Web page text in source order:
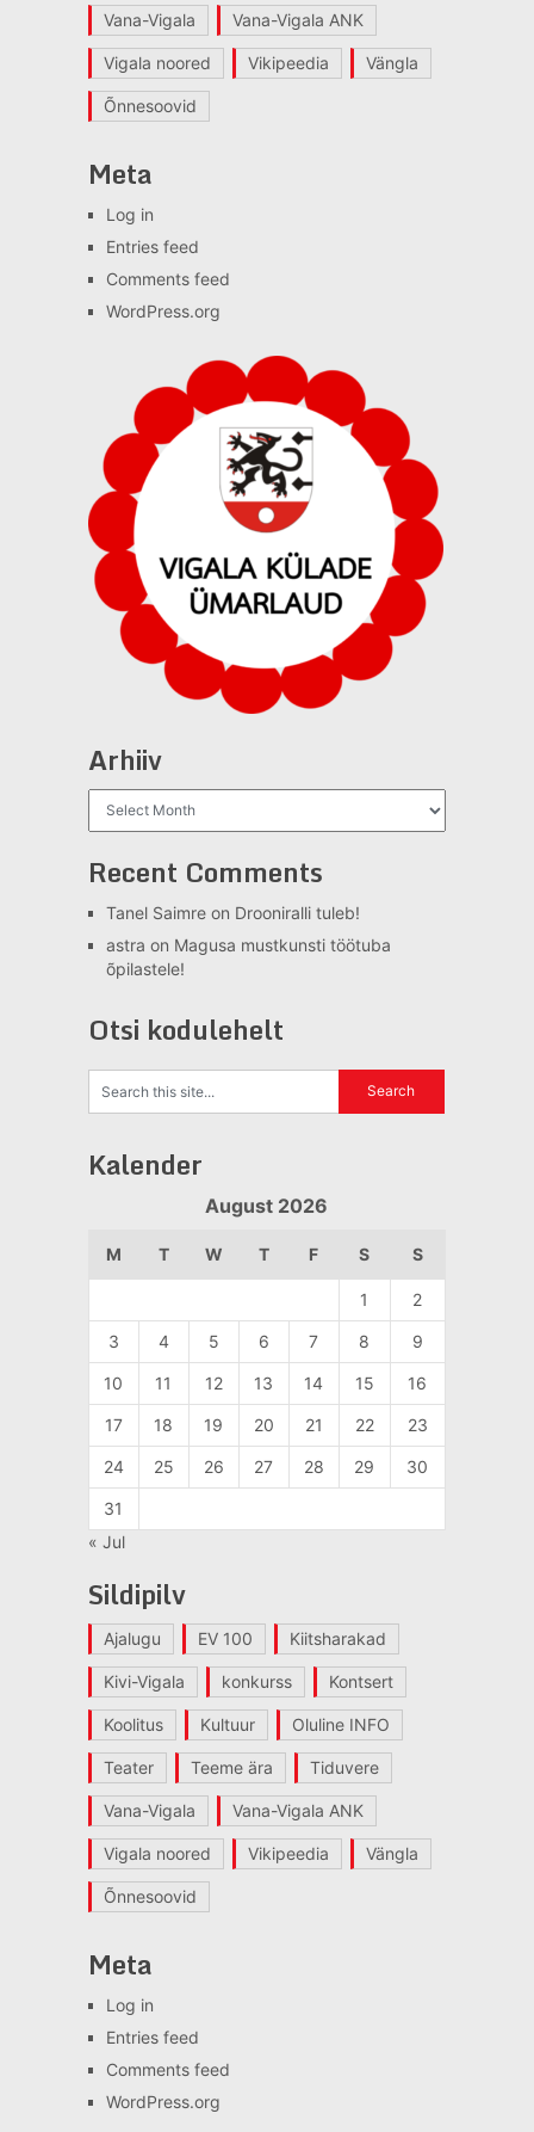
Vana-Vigala Vana-Vigala ANK
Vigala noored Vikipeedia Vängla
Õnnesoovid
Meta
Log in
Entries feed
Comments feed
WordPress.org
Arhiiv
Recent Comments
Tanel Saimreon Drooniralli tuleb!
astra on Magusa mustkunsti töötuba
õpilastele!
Otsi kodulehelt
Kalender
August 2026
M T W T F S S
1 2
3 4 5 6 7 8 9
10 11 12 13 14 15 16
17 18 19 20 21 22 23
24 25 26 27 28 29 30
31
« Jul
Sildipilv
Ajalugu EV 100 Kiitsharakad
Kivi-Vigala konkurss Kontsert
Koolitus Kultuur Oluline INFO
Teater Teeme ära Tiduvere
Vana-Vigala Vana-Vigala ANK
Vigala noored Vikipeedia Vängla
Õnnesoovid
Meta
Log in
Entries feed
Comments feed
WordPress.org